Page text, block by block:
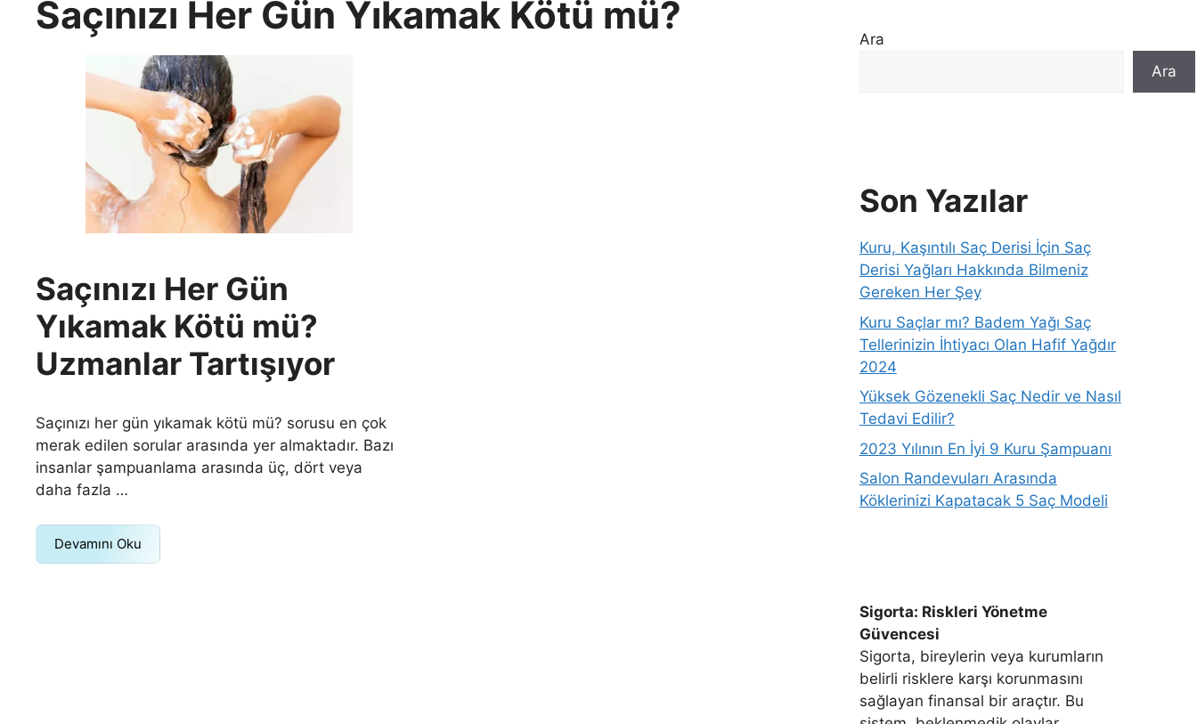
Saçınızı Her Gün Yıkamak Kötü mü?
Saçınızı Her Gün
Yıkamak Kötü mü?
Uzmanlar Tartışıyor
Saçınızı her gün yıkamak kötü mü? sorusu en çok
merak edilen sorular arasında yer almaktadır. Bazı
insanlar şampuanlama arasında üç, dört veya
daha fazla …
Devamını Oku
Ara
Ara
Son Yazılar
Kuru, Kaşıntılı Saç Derisi İçin Saç
Derisi Yağları Hakkında Bilmeniz
Gereken Her Şey
Kuru Saçlar mı? Badem Yağı Saç
Tellerinizin İhtiyacı Olan Hafif Yağdır
2024
Yüksek Gözenekli Saç Nedir ve Nasıl
Tedavi Edilir?
2023 Yılının En İyi 9 Kuru Şampuanı
Salon Randevuları Arasında
Köklerinizi Kapatacak 5 Saç Modeli
Sigorta: Riskleri Yönetme
Güvencesi
Sigorta, bireylerin veya kurumların
belirli risklere karşı korunmasını
sağlayan finansal bir araçtır. Bu